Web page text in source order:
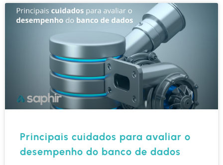
Principais cuidados para avaliar o
desempenho do banco de dados